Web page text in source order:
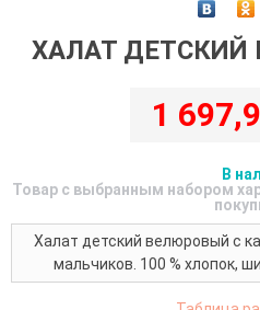
ХАЛАТ
1
В
Товар с выбранным набором
Халат детский велюровый с
мальчиков. 100 % хлопок,